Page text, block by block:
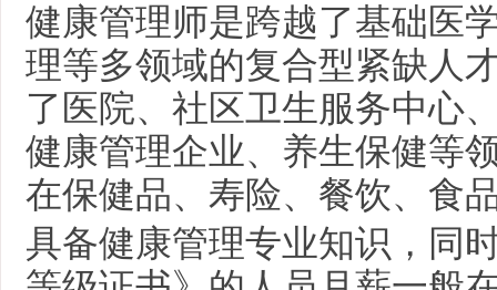
健康管理师是跨越了基础医
理等多领域的复合型紧缺人
了医院、社区卫生服务中心
健康管理企业、养生保健等
在保健品、寿险、餐饮、食
具备健康管理专业知识，同